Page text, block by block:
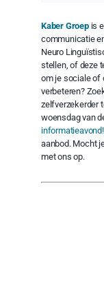
Kaber Groepis
communicatie
Neuro
stellen, of deze
om je sociale of
verbeteren?
zelfverzekerder
woensdag van
informatieavond!
aanbod. Mocht
met ons op.